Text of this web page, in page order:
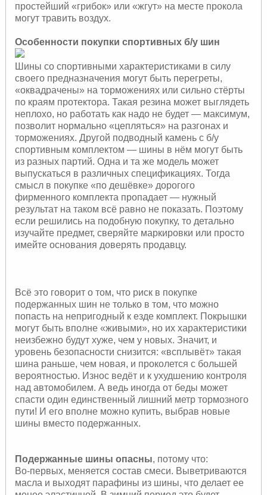
простейший «грибок» или «жгут» на месте прокола
могут травить воздух.
Особенности покупки спортивных б/у шин
Шины со спортивными характеристиками в силу
своего предназначения могут быть перегреты,
«оквадрачены» на торможениях или сильно стёрты
по краям протектора. Такая резина может выглядеть
неплохо, но работать как надо не будет — максимум,
позволит нормально «цепляться» на разгонах и
торможениях. Другой подводный камень с б/у
спортивным комплектом — шины в нём могут быть
из разных партий. Одна и та же модель может
выпускаться в различных спецификациях. Тогда
смысл в покупке «по дешёвке» дорогого
фирменного комплекта пропадает — нужный
результат на таком всё равно не показать. Поэтому
если решились на подобную покупку, то детально
изучайте предмет, сверяйте маркировки или просто
имейте основания доверять продавцу.
Всё это говорит о том, что риск в покупке
подержанных шин не только в том, что можно
попасть на непригодный к езде комплект. Покрышки
могут быть вполне «живыми», но их характеристики
неизбежно будут хуже, чем у новых. Значит, и
уровень безопасности снизится: «всплывёт» такая
шина раньше, чем новая, и проколется с большей
вероятностью. Износ ведёт и к ухудшению контроля
над автомобилем. А ведь иногда от беды может
спасти один единственный лишний метр тормозного
пути! И его вполне можно купить, выбрав новые
шины вместо подержанных.
Подержанные шины опасны, потому что:
Во-первых, меняется состав смеси. Выветриваются
масла и выходят парафины из шины, что делает ее